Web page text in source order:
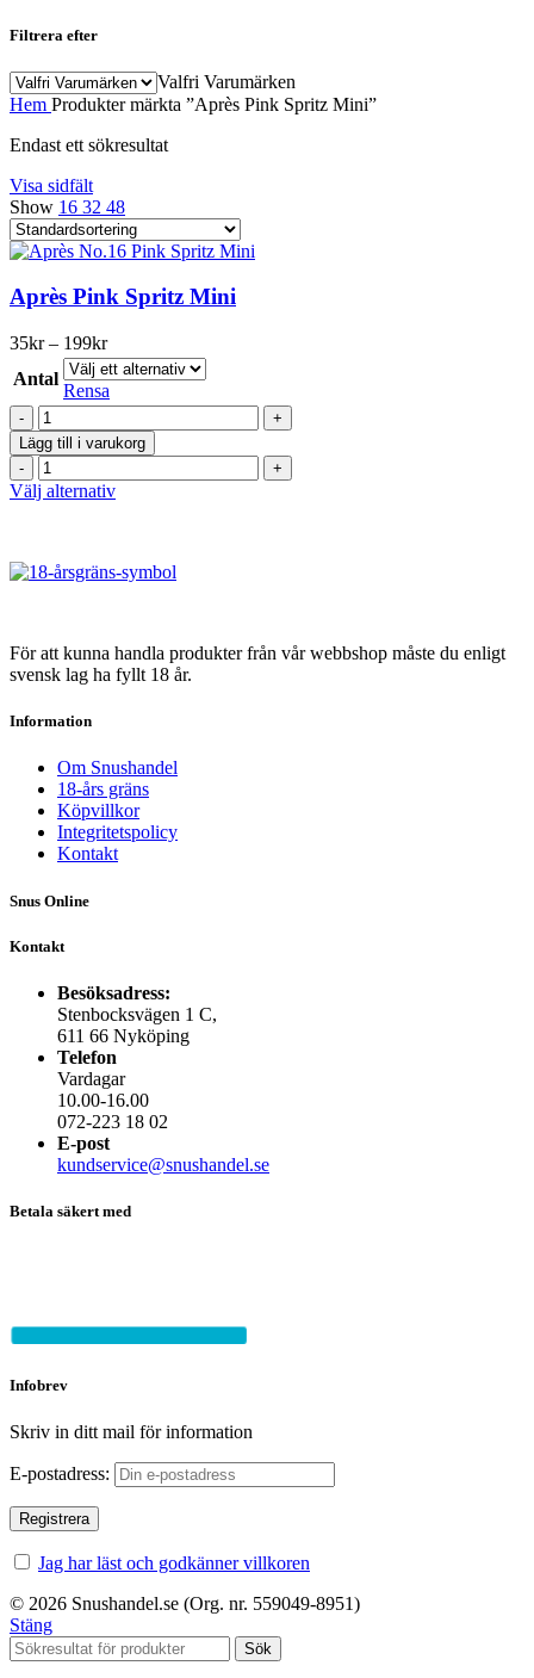
Filtrera efter
Valfri Varumärken
Hem Produkter märkta ”Après Pink Spritz Mini”
Endast ett sökresultat
Visa sidfält
Show 16 32 48
Après Pink Spritz Mini
35kr – 199krPrisintervall:
35kr
till
199kr
Antal
Rensa
Après
Pink
Spritz
Mini
mängd
Lägg till i varukorg
Après
Pink
Spritz
Välj alternativDen
flera
alternativen
kan
För att kunna handla produkter från vår webbshop måste du enligt
svensk lag ha fyllt 18 år.
Information
Om Snushandel
18-års gräns
Köpvillkor
Integritetspolicy
Kontakt
Snus Online
Kontakt
Besöksadress:
Stenbocksvägen 1 C,
611 66 Nyköping
Telefon
Vardagar
10.00-16.00
072-223 18 02
E-post
kundservice@snushandel.se
Betala säkert med
Infobrev
Skriv in ditt mail för information
E-postadress:
Jag har läst och godkänner villkoren
© 2026 Snushandel.se (Org. nr. 559049-8951)
Stäng
Sök